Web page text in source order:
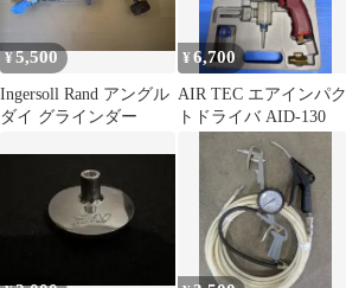
¥5,500
Ingersoll Rand アングル
ダイ グラインダー
¥6,700
AIR TEC エアインパク
トドライバ AID-130